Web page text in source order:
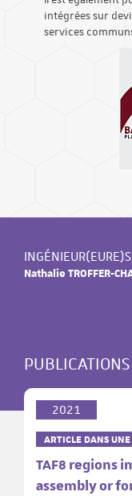
intégrées sur
services
INGÉNIEUR(EURE)S
Nathalie TROFFER-
PUBLICATIONS
2021
ARTICLE DANS
TAF8 regions
assembly or